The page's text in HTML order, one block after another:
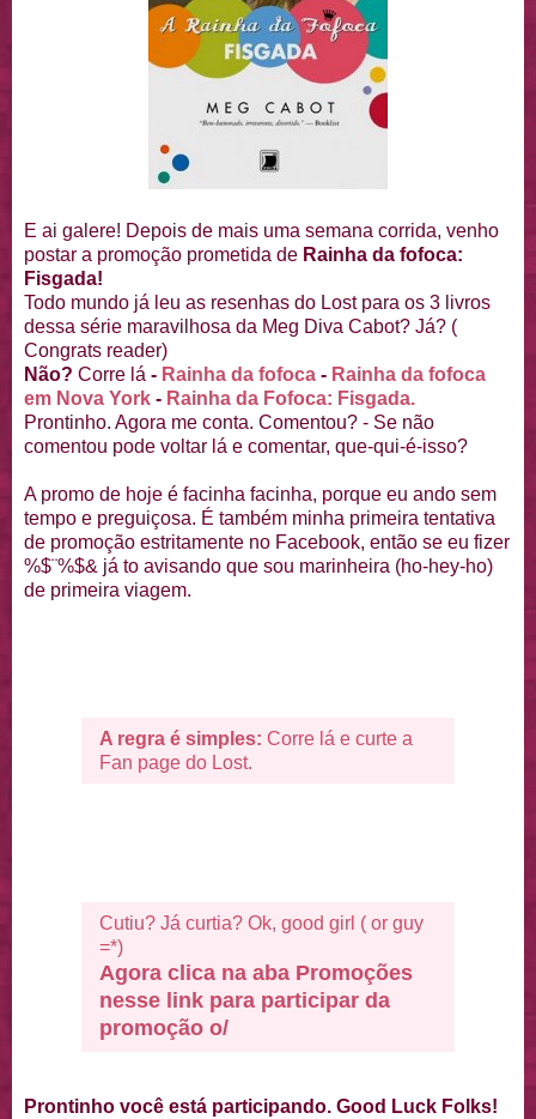
E ai galere! Depois de mais uma semana corrida, venho
postar a promoção prometida de Rainha da fofoca:
Fisgada!
Todo mundo já leu as resenhas do Lost para os 3 livros
dessa série maravilhosa da Meg Diva Cabot? Já? (
Congrats reader)
Não? Corre lá - Rainha da fofoca - Rainha da fofoca
em Nova York - Rainha da Fofoca: Fisgada.
Prontinho. Agora me conta. Comentou? - Se não
comentou pode voltar lá e comentar, que-qui-é-isso?
A promo de hoje é facinha facinha, porque eu ando sem
tempo e preguiçosa. É também minha primeira tentativa
de promoção estritamente no Facebook, então se eu fizer
%$¨%$& já to avisando que sou marinheira (ho-hey-ho)
de primeira viagem.
A regra é simples: Corre lá e curte a
Fan page do Lost.
Cutiu? Já curtia? Ok, good girl ( or guy
=*)
Agora clica na aba Promoções
nesse link para participar da
promoção o/
Prontinho você está participando. Good Luck Folks!